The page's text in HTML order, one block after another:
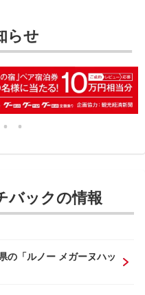
らせ
バックの情報
の「ルノー メガーヌハッ